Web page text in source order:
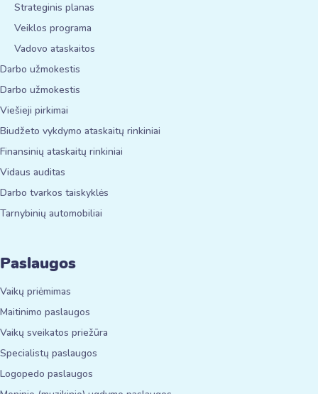
Strateginis planas
Veiklos programa
Vadovo ataskaitos
Darbo užmokestis
Darbo užmokestis
Viešieji pirkimai
Biudžeto vykdymo ataskaitų rinkiniai
Finansinių ataskaitų rinkiniai
Vidaus auditas
Darbo tvarkos taiskyklės
Tarnybinių automobiliai
Paslaugos
Vaikų priėmimas
Maitinimo paslaugos
Vaikų sveikatos priežūra
Specialistų paslaugos
Logopedo paslaugos